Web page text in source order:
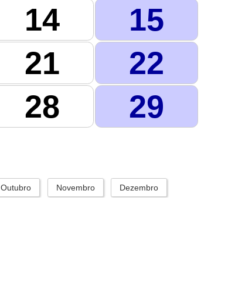
14
15
21 22
28 29
Outubro Novembro Dezembro